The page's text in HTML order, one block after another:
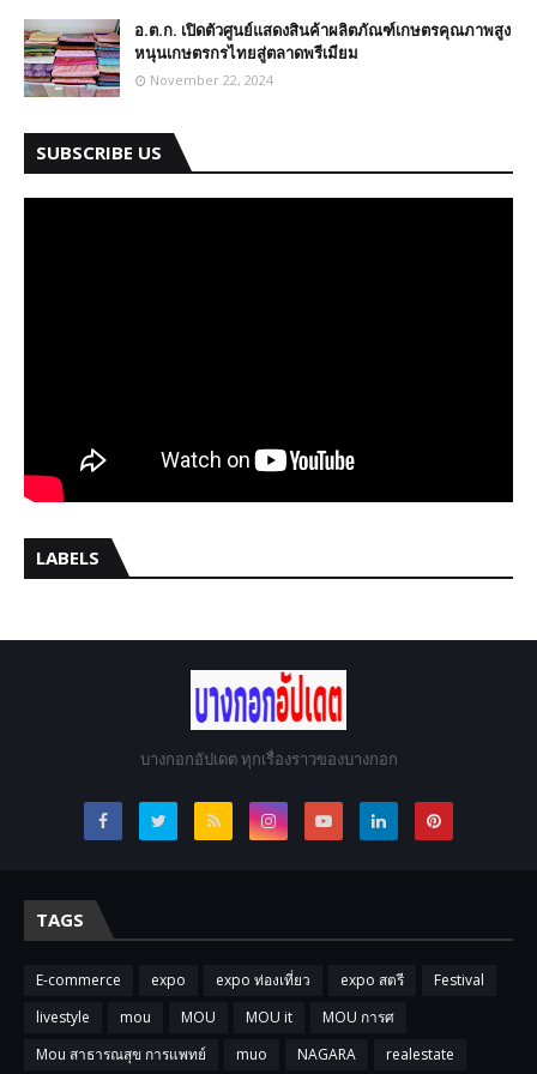
อ.ต.ก. เปิดตัวศูนย์แสดงสินค้าผลิตภัณฑ์เกษตรคุณภาพสูง
หนุนเกษตรกรไทยสู่ตลาดพรีเมียม
November 22, 2024
SUBSCRIBE US
LABELS
บางกอกอัปเดต ทุกเรื่องราวของบางกอก
TAGS
E-commerce expo expo ท่องเที่ยว expo สตรี
Festival
livestyle
mou MOU MOU it
MOU การศ
Mou สาธารณสุข การแพทย์
muo NAGARA realestate